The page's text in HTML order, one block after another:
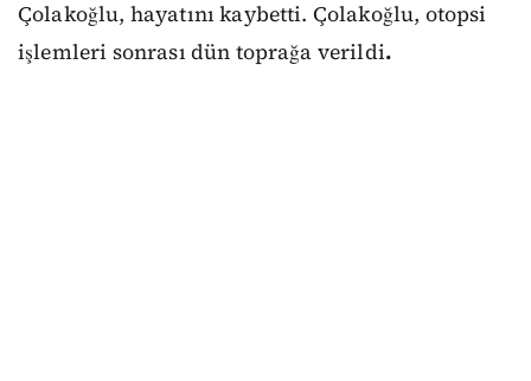
Çolakoğlu, hayatını kaybetti. Çolakoğlu, otopsi
işlemleri sonrası dün toprağa verildi.